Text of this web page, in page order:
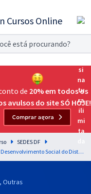
11
Teste grátis por 7 dias!
Até Passar
preparação para o Exame da
e intensiva para as principais
do Brasil
de 20% em todos os
avulsos do site SÓ HOJE!
Comprar agora
SEDES DF
SEDES DF - Secretaria de Desenvolvimento Social do Distrito Federal - Especialista em Desenvolvimento e Assistência Social (EDAS) - Especialidade: Estatística (Cargo 406) (Pós-Edital)
Outras